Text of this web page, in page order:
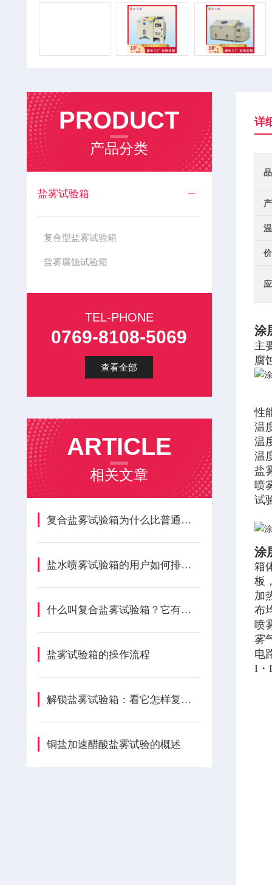
PRODUCT
产品分类
盐雾试验箱
复合型盐雾试验箱
盐雾腐蚀试验箱
TEL-PHONE
0769-8108-5069
查看全部
ARTICLE
相关文章
复合盐雾试验箱为什么比普通的盐雾试验箱贵？
盐水喷雾试验箱的用户如何排查漏水点
什么叫复合盐雾试验箱？它有哪些特点？
盐雾试验箱的操作流程
解锁盐雾试验箱：看它怎样复刻自然侵蚀，助力品质检测
铜盐加速醋酸盐雾试验的概述
详
涂
主
腐
性
温
温
温
盐
喷
试
涂
箱
板
加
布
喷
雾
电
I・